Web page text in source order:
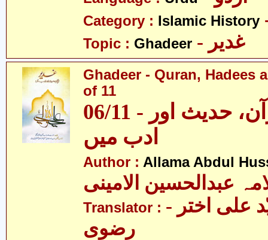
Category : Islamic History
Topic : Ghadeer - غدیر
Ghadeer - Quran, Hadees
of 11
06/11 - غدیر - قرآن، حدیث اور
ادب میں
Author : Allama Abdul
عبدالحسین الامینی
Translator : - مولانا سیّد علی اختر
رضوی